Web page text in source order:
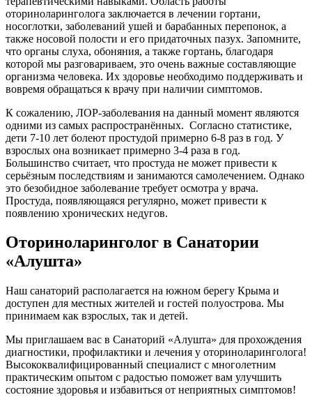
оториноларинголога заключается в лечении гортани,
носоглотки, заболеваний ушей и барабанных перепонок, а
также носовой полости и его придаточных пазух. Запомните,
что органы слуха, обоняния, а также гортань, благодаря
которой мы разговариваем, это очень важные составляющие
организма человека. Их здоровье необходимо поддерживать и
вовремя обращаться к врачу при наличии симптомов.
К сожалению, ЛОР-заболевания на данный момент являются
одними из самых распространённых. Согласно статистике,
дети 7-10 лет болеют простудой примерно 6-8 раз в год. У
взрослых она возникает примерно 3-4 раза в год.
Большинство считает, что простуда не может привести к
серьёзным последствиям и занимаются самолечением. Однако
это безобидное заболевание требует осмотра у врача.
Простуда, появляющаяся регулярно, может привести к
появлению хронических недугов.
Оториноларинголог в Санатории
«Алушта»
Наш санаторий располагается на южном берегу Крыма и
доступен для местных жителей и гостей полуострова. Мы
принимаем как взрослых, так и детей.
Мы приглашаем вас в Санаторий «Алушта» для прохождения
диагностики, профилактики и лечения у оториноларинголога!
Высококвалифицированный специалист с многолетним
практическим опытом с радостью поможет вам улучшить
состояние здоровья и избавиться от неприятных симптомов!